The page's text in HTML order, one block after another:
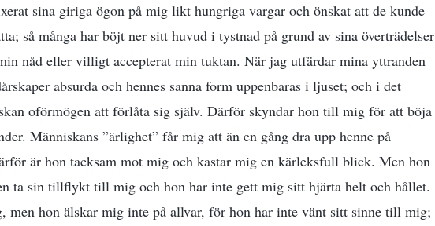
sina giriga ögon på mig likt hungriga vargar och önskat att de kunde
så många har böjt ner sitt huvud i tystnad på grund av sina överträdelser
nåd eller villigt accepterat min tuktan. När jag utfärdar mina yttranden
absurda och hennes sanna form uppenbaras i ljuset; och i det
oförmögen att förlåta sig själv. Därför skyndar hon till mig för att böja
Människans ”ärlighet” får mig att än en gång dra upp henne på
är hon tacksam mot mig och kastar mig en kärleksfull blick. Men hon
ta sin tillflykt till mig och hon har inte gett mig sitt hjärta helt och hållet.
men hon älskar mig inte på allvar, för hon har inte vänt sitt sinne till mig;